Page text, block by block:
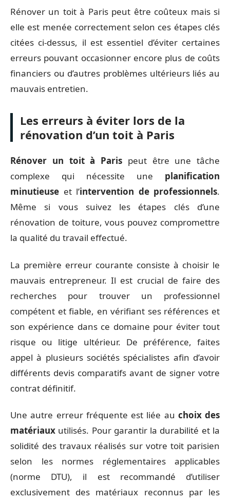
Rénover un toit à Paris peut être coûteux mais si
elle est menée correctement selon ces étapes clés
citées ci-dessus, il est essentiel d’éviter certaines
erreurs pouvant occasionner encore plus de coûts
financiers ou d’autres problèmes ultérieurs liés au
mauvais entretien.
Les erreurs à éviter lors de la
rénovation d’un toit à Paris
Rénover un toit à Paris peut être une tâche
complexe qui nécessite une planification
minutieuse et l’intervention de professionnels.
Même si vous suivez les étapes clés d’une
rénovation de toiture, vous pouvez compromettre
la qualité du travail effectué.
La première erreur courante consiste à choisir le
mauvais entrepreneur. Il est crucial de faire des
recherches pour trouver un professionnel
compétent et fiable, en vérifiant ses références et
son expérience dans ce domaine pour éviter tout
risque ou litige ultérieur. De préférence, faites
appel à plusieurs sociétés spécialistes afin d’avoir
différents devis comparatifs avant de signer votre
contrat définitif.
Une autre erreur fréquente est liée au choix des
matériaux utilisés. Pour garantir la durabilité et la
solidité des travaux réalisés sur votre toit parisien
selon les normes réglementaires applicables
(norme DTU), il est recommandé d’utiliser
exclusivement des matériaux reconnus par les